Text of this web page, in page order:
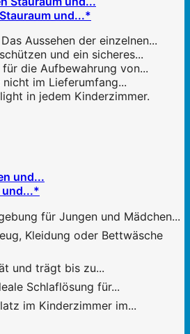
und...*
Aussehen der einzelnen...
und ein sicheres...
die Aufbewahrung von...
im Lieferumfang...
in jedem Kinderzimmer.
und...*
für Jungen und Mädchen...
Kleidung oder Bettwäsche
und trägt bis zu...
Schlaflösung für...
im Kinderzimmer im...